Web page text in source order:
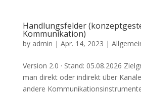
Handlungsfelder
Kommunikation)
by admin | Apr. 14, 2023 |
Ver­si­on 2.0 · Stand: 05.08.2026
man direkt oder indi­rekt über
ande­re